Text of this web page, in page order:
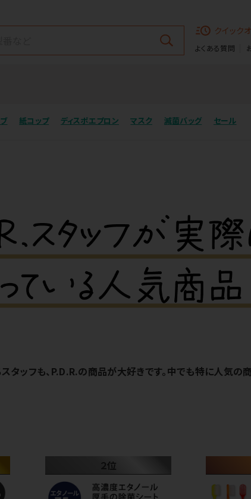
クイック
よくある質問
紙コップ ディスポエプロン マスク 滅菌バッグ セール
タッフも、P.D.R.の商品が大好きです。中でも特に人気の
２位